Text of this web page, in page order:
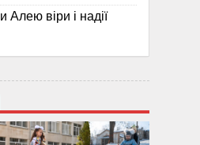
Алею віри і надії